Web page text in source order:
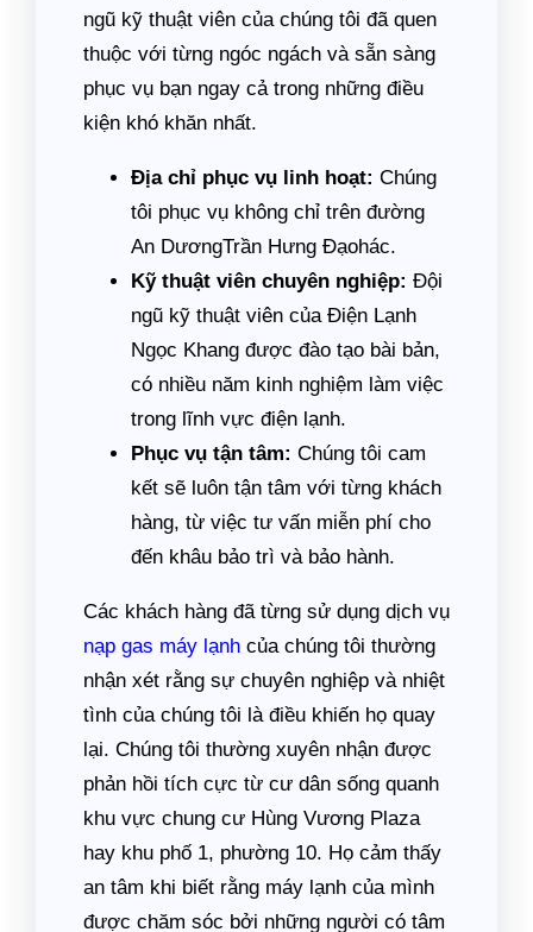
ngũ kỹ thuật viên của chúng tôi đã quen
thuộc với từng ngóc ngách và sẵn sàng
phục vụ bạn ngay cả trong những điều
kiện khó khăn nhất.
Địa chỉ phục vụ linh hoạt: Chúng
tôi phục vụ không chỉ trên đường
An DươngTrần Hưng Đạohác.
Kỹ thuật viên chuyên nghiệp: Đội
ngũ kỹ thuật viên của Điện Lạnh
Ngọc Khang được đào tạo bài bản,
có nhiều năm kinh nghiệm làm việc
trong lĩnh vực điện lạnh.
Phục vụ tận tâm: Chúng tôi cam
kết sẽ luôn tận tâm với từng khách
hàng, từ việc tư vấn miễn phí cho
đến khâu bảo trì và bảo hành.
Các khách hàng đã từng sử dụng dịch vụ
nạp gas máy lạnh của chúng tôi thường
nhận xét rằng sự chuyên nghiệp và nhiệt
tình của chúng tôi là điều khiến họ quay
lại. Chúng tôi thường xuyên nhận được
phản hồi tích cực từ cư dân sống quanh
khu vực chung cư Hùng Vương Plaza
hay khu phố 1, phường 10. Họ cảm thấy
an tâm khi biết rằng máy lạnh của mình
được chăm sóc bởi những người có tâm